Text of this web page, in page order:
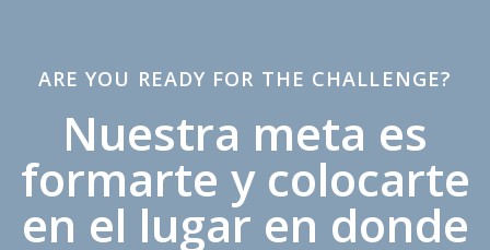
ARE YOU READY FOR THE CHALLENGE?
Nuestra meta es
formarte y colocarte
en el lugar en donde